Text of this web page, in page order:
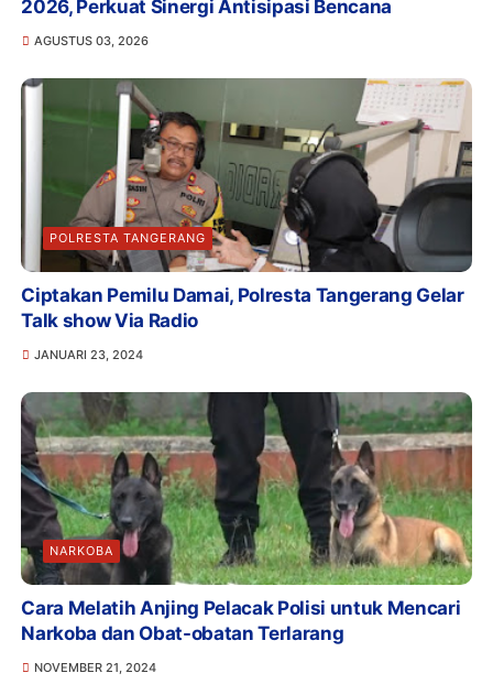
2026, Perkuat Sinergi Antisipasi Bencana
AGUSTUS 03, 2026
POLRESTA TANGERANG
Ciptakan Pemilu Damai, Polresta Tangerang Gelar
Talk show Via Radio
JANUARI 23, 2024
NARKOBA
Cara Melatih Anjing Pelacak Polisi untuk Mencari
Narkoba dan Obat-obatan Terlarang
NOVEMBER 21, 2024